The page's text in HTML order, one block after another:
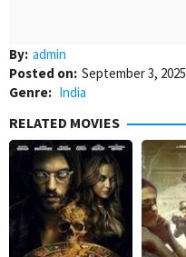
By: admin
Posted on: September 3, 2025
Genre: India
RELATED MOVIES